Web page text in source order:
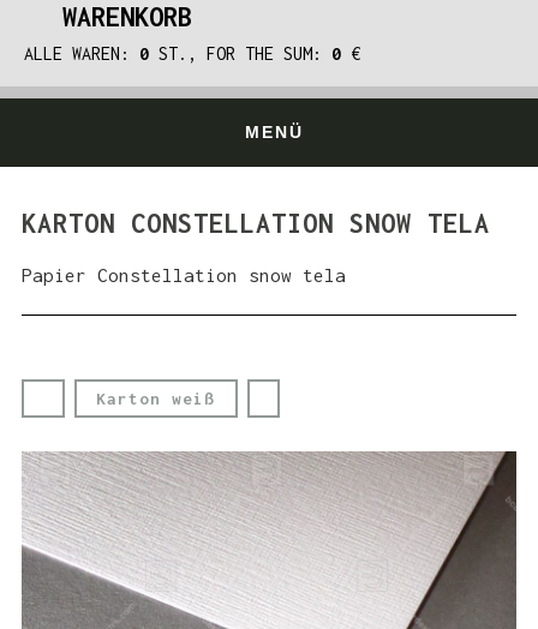
WARENKORB
ALLE WAREN: 0 ST., FOR THE SUM: 0 €
MENÜ
KARTON CONSTELLATION SNOW TELA
Papier Constellation snow tela
Karton weiß